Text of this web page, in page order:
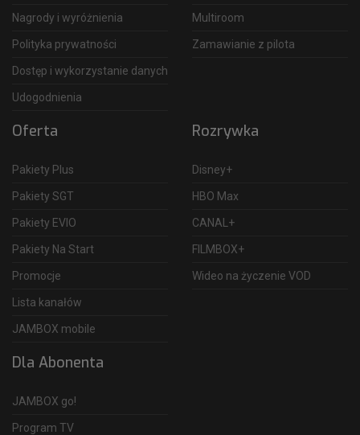
Nagrody i wyróżnienia
Polityka prywatności
Dostęp i wykorzystanie danych
Udogodnienia
Multiroom
Zamawianie z pilota
Oferta
Pakiety Plus
Pakiety SGT
Pakiety EVIO
Pakiety Na Start
Promocje
Lista kanałów
JAMBOX mobile
Rozrywka
Disney+
HBO Max
CANAL+
FILMBOX+
Wideo na życzenie VOD
Dla Abonenta
JAMBOX go!
Program TV